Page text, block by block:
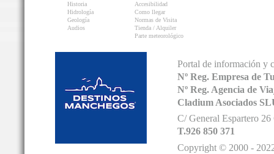
Historia
Hidrología
Geología
Audios
Accesibilidad
Como llegar
Normas de Visita
Tienda / Alquiler
Parte meteorológico
Portal de información y
Nº Reg. Empresa de
Nº Reg. Agencia de
Cladium Asociados
C/ General Espartero
T.926 850 371
Copyright © 2000 -